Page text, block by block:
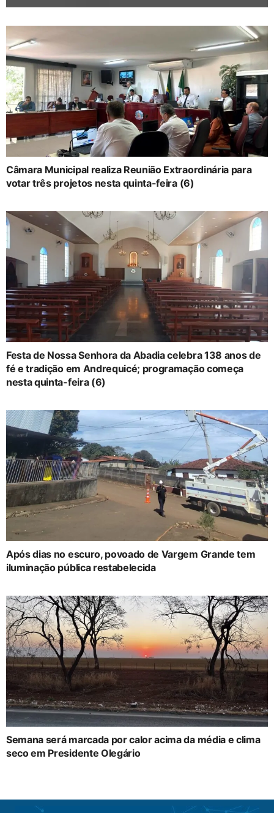
Câmara Municipal realiza Reunião Extraordinária para
votar três projetos nesta quinta-feira (6)
Festa de Nossa Senhora da Abadia celebra 138 anos de
fé e tradição em Andrequicé; programação começa
nesta quinta-feira (6)
Após dias no escuro, povoado de Vargem Grande tem
iluminação pública restabelecida
Semana será marcada por calor acima da média e clima
seco em Presidente Olegário